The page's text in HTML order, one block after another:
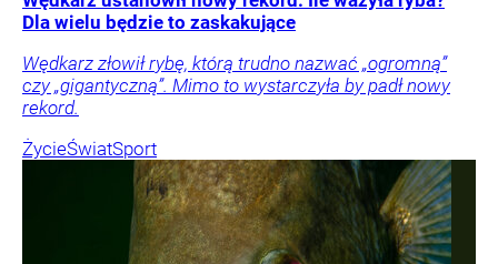
Dla wielu będzie to zaskakujące
Wędkarz złowił rybę, którą trudno nazwać „ogromną”
czy „gigantyczną”. Mimo to wystarczyła by padł nowy
rekord.
ŻycieŚwiatSport